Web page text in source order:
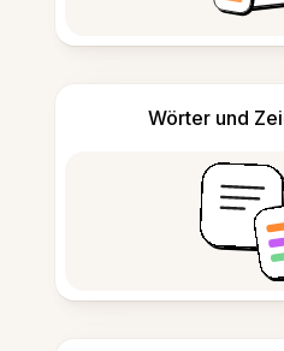
Wörter und